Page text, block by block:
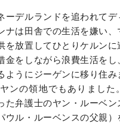
ーデルランドを追われてデ
ナは田舎での生活を嫌い、
を放置してひとりケルンに
金をしながら浪費生活をし
ようにジーゲンに移り住み
ンの領地でもありました
た弁護士のヤン・ルーベン
ウル・ルーベンスの父親）